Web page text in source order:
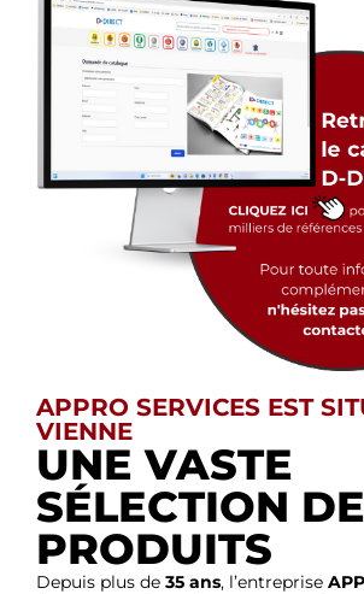
APPRO SERVICES EST
VIENNE
UNE VASTE
SÉLECTION DE
PRODUITS
Depuis plus de 35 ans, l’entreprise